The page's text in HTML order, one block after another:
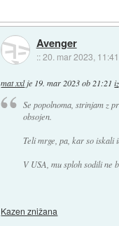
Avenger
::20. mar 2023, 11:41
mat xxlje 19. mar 2023 ob 21:21
Se popolnoma, strinjam z
obsojen.
Teli mrge, pa, kar so iskali
V USA, mu sploh sodili ne
Kazen znižana